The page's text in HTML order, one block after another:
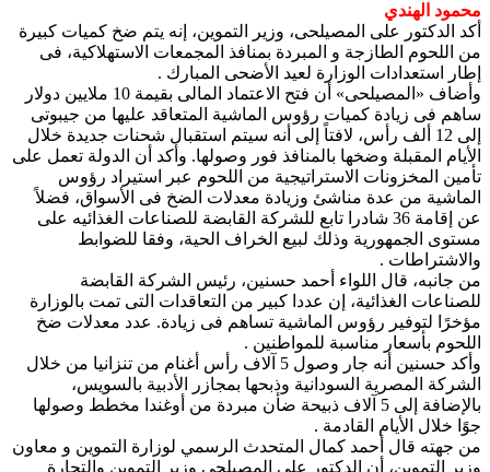
محمود الهندي
أكد الدكتور على المصيلحى، وزير التموين، إنه يتم ضخ كميات كبيرة
من اللحوم الطازجة و المبردة بمنافذ المجمعات الاستهلاكية، فى
إطار استعدادات الوزارة لعيد الأضحى المبارك .
وأضاف «المصيلحى» أن فتح الاعتماد المالى بقيمة 10 ملايين دولار
ساهم فى زيادة كميات رؤوس الماشية المتعاقد عليها من جيبوتى
إلى 12 ألف رأس، لافتاً إلى أنه سيتم استقبال شحنات جديدة خلال
الأيام المقبلة وضخها بالمنافذ فور وصولها. وأكد أن الدولة تعمل على
تأمين المخزونات الاستراتيجية من اللحوم عبر استيراد رؤوس
الماشية من عدة مناشئ وزيادة معدلات الضخ فى الأسواق، فضلاً
عن إقامة 36 شادرا تابع للشركة القابضة للصناعات الغذائيه على
مستوى الجمهورية وذلك لبيع الخراف الحية، وفقا للضوابط
والاشتراطات .
من جانبه، قال اللواء أحمد حسنين، رئيس الشركة القابضة
للصناعات الغذائية، إن عددا كبير من التعاقدات التى تمت بالوزارة
مؤخرًا لتوفير رؤوس الماشية تساهم فى زيادة. عدد معدلات ضخ
اللحوم بأسعار مناسبة للمواطنين .
وأكد حسنين أنه جار وصول 5 آلاف رأس أغنام من تنزانيا من خلال
الشركة المصرية السودانية وذبحها بمجازر الأدبية بالسويس،
بالإضافة إلى 5 آلاف ذبيحة ضأن مبردة من أوغندا مخطط وصولها
جوًا خلال الأيام القادمة .
من جهته قال أحمد كمال المتحدث الرسمي لوزارة التموين و معاون
وزير التموين، أن الدكتور علي المصيلحي وزير التموين والتجارة